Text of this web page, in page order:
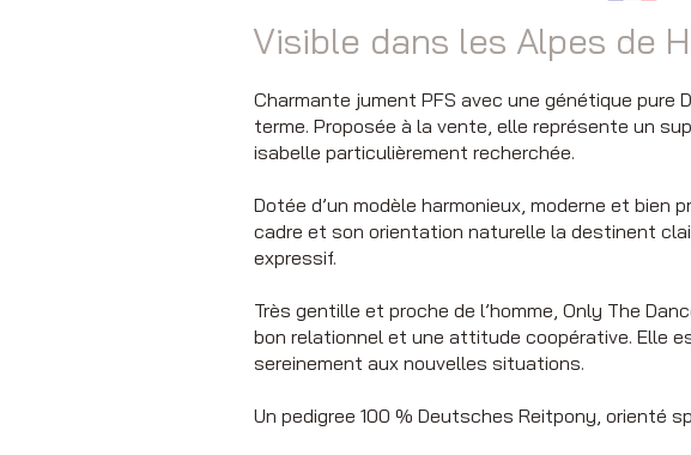
Visible dans les Alpes de
Charmante jument PFS avec une génétique pure
terme. Proposée à la vente, elle représente un
isabelle particulièrement recherchée.
Dotée d’un modèle harmonieux, moderne et bien
cadre et son orientation naturelle la destinent
expressif.
Très gentille et proche de l’homme, Only The
bon relationnel et une attitude coopérative. Elle
sereinement aux nouvelles situations.
Un pedigree 100 % Deutsches Reitpony, orienté